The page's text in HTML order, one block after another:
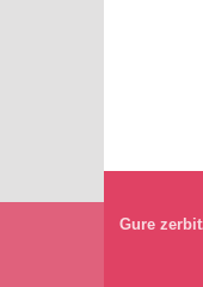
Gure